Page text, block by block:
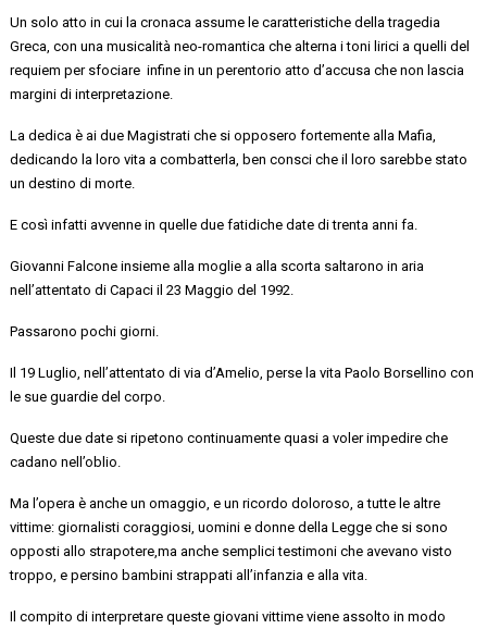
Un solo atto in cui la cronaca assume le caratteristiche della tragedia
Greca, con una musicalità neo-romantica che alternaitoni lirici a quelli del
requiem per sfociare infine in un perentorio atto d’accusa che non lascia
margini di interpretazione.
La dedica è ai due Magistrati che si opposero fortemente alla Mafia
dedicando la loro vita a combatterla ben consci che il loro sarebbe stato
un destino di morte.
E così infatti avvenne in quelle due fatidiche date di trenta anni fa.
Giovanni Falcone insieme alla moglie a alla scorta saltarono in aria
nell’attentato di Capaci il 23 Maggio del 1992.
Passarono pochi giorni.
Il 19 Luglio, nell’attentato di via d’Amelio, perse la vita Paolo Borsellino con
le sue guardie del corpo.
Queste due date si ripetono continuamente quasi a voler impedire che
cadano nell’oblio.
Ma l’opera è anche un omaggio e un ricordo doloroso a tutte lealtre
vittime: giornalisti coraggiosi , uomini e donne della Legge che si sono
opposti allo strapotere ,ma anche semplicitestimoni che avevanovisto
troppo, e persino bambini strappati all’infanzia e alla vita.
Il compito di interpretare queste giovani vittimeviene assolto in modo